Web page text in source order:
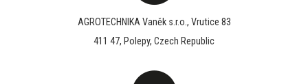
AGROTECHNIKA Vaněk s.r.o., Vrutice 83
411 47, Polepy, Czech Republic